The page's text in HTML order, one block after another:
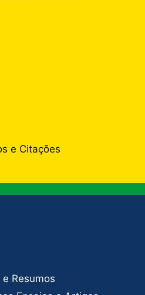
e Citações
Resumos